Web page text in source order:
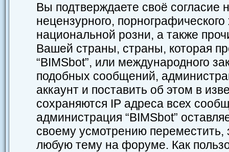
Вы подтверждаете своё согласие
нецензурного,
национальной розни, а также
Вашей страны, страны, которая
“BIMSbot”, или международного
подобных сообщений,
аккаунт и поставить об этом в
сохраняются IP адреса всех
администрация “BIMSbot”
своему усмотрению переместить,
любую тему на форуме. Как